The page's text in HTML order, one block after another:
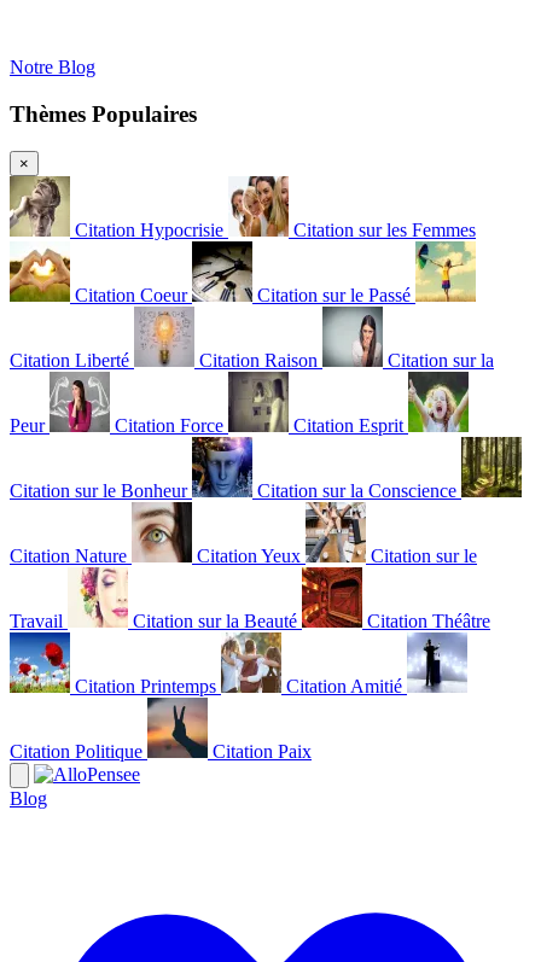
Notre Blog
Thèmes Populaires
×
Citation Hypocrisie Citation sur les Femmes
Citation Coeur Citation sur le Passé
Citation Liberté Citation Raison Citation sur la
Peur Citation Force Citation Esprit
Citation sur le Bonheur Citation sur la Conscience
Citation Nature Citation Yeux Citation sur le
Travail Citation sur la Beauté Citation Théâtre
Citation Printemps Citation Amitié
Citation Politique Citation Paix
Blog